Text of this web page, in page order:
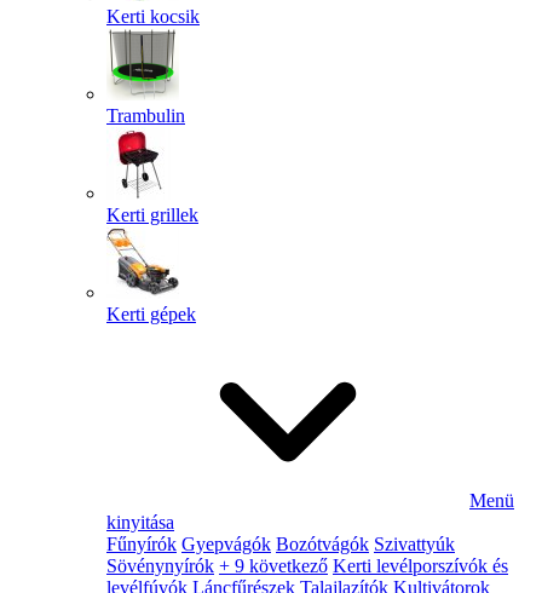
Kerti kocsik
Trambulin
Kerti grillek
Kerti gépek
Menü
kinyitása
Fűnyírók Gyepvágók Bozótvágók Szivattyúk
Sövénynyírók + 9 következő Kerti levélporszívók és
levélfúvók Láncfűrészek Talajlazítók Kultivátorok